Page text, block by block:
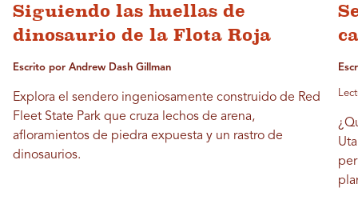
Siguiendo las huellas de
dinosaurio de la Flota Roja
Escrito por Andrew Dash Gillman
Explora el sendero ingeniosamente construido de Red
Fleet State Park que cruza lechos de arena,
afloramientos de piedra expuesta y un rastro de
dinosaurios.